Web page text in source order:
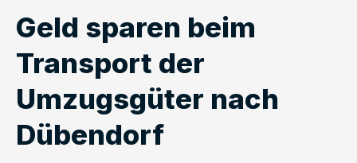
Geld sparen beim
Transport der
Umzugsgüter nach
Dübendorf